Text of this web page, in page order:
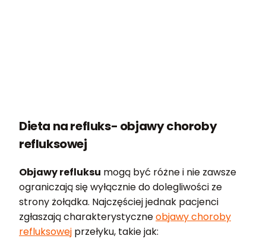
Dieta na refluks- objawy choroby
refluksowej
Objawy refluksu mogą być różne i nie zawsze
ograniczają się wyłącznie do dolegliwości ze
strony żołądka. Najczęściej jednak pacjenci
zgłaszają charakterystyczneobjawy choroby
refluksowej przełyku, takie jak: